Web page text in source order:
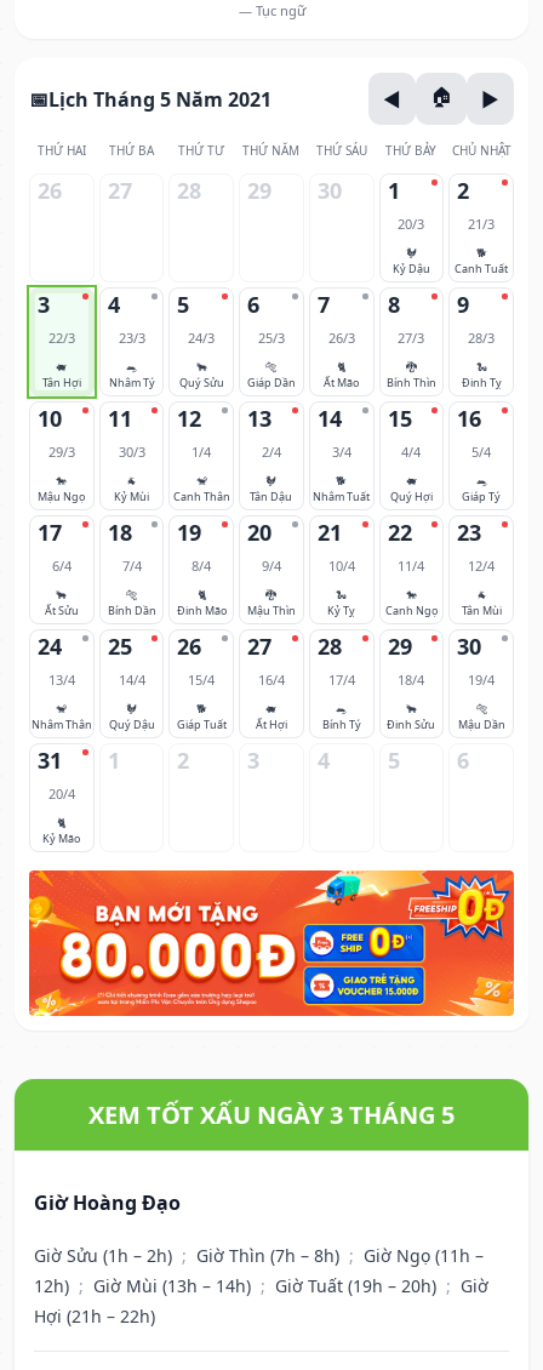
— Tục ngữ
Lịch Tháng 5 Năm 2021
THỨ HAI THỨ BA THỨ TƯ THỨ NĂM THỨ SÁU THỨ BẢY CHỦ NHẬT
26 27 28 29 30 1
20/3
🐓
Kỷ Dậu
2
21/3
🐕
Canh Tuất
3
22/3
🐖
Tân Hợi
4
23/3
🐀
Nhâm Tý
5
24/3
🐂
Quý Sửu
6
25/3
🐅
Giáp Dần
7
26/3
🐈
Ất Mão
8
27/3
🐉
Bính Thìn
9
28/3
🐍
Đinh Tỵ
10
29/3
🐎
Mậu Ngọ
11
30/3
🐐
Kỷ Mùi
12
1/4
🐒
Canh Thân
13
2/4
🐓
Tân Dậu
14
3/4
🐕
Nhâm Tuất
15
4/4
🐖
Quý Hợi
16
5/4
🐀
Giáp Tý
17
6/4
🐂
Ất Sửu
18
7/4
🐅
Bính Dần
19
8/4
🐈
Đinh Mão
20
9/4
🐉
Mậu Thìn
21
10/4
🐍
Kỷ Tỵ
22
11/4
🐎
Canh Ngọ
23
12/4
🐐
Tân Mùi
24
13/4
🐒
Nhâm Thân
25
14/4
🐓
Quý Dậu
26
15/4
🐕
Giáp Tuất
27
16/4
🐖
Ất Hợi
28
17/4
🐀
Bính Tý
29
18/4
🐂
Đinh Sửu
30
19/4
🐅
Mậu Dần
31
20/4
🐈
Kỷ Mão
1 2 3 4 5 6
XEM TỐT XẤU NGÀY 3 THÁNG 5
Giờ Hoàng Đạo
Giờ Sửu (1h – 2h) ; Giờ Thìn (7h – 8h) ; Giờ Ngọ (11h –
12h) ; Giờ Mùi (13h – 14h) ; Giờ Tuất (19h – 20h) ; Giờ
Hợi (21h – 22h)